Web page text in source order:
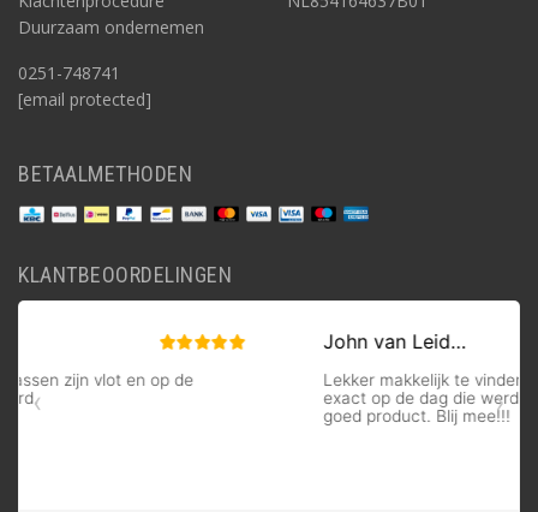
Duurzaam ondernemen
0251-748741
[email protected]
BETAALMETHODEN
KLANTBEOORDELINGEN